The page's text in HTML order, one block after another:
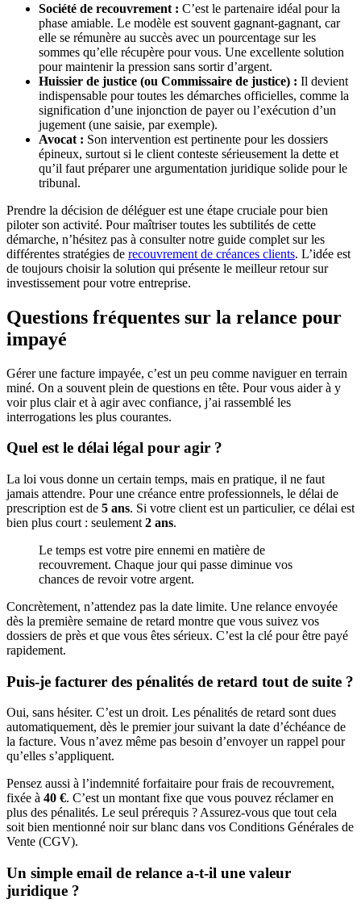
Société de recouvrement : C’est le partenaire idéal pour la
phase amiable. Le modèle est souvent gagnant-gagnant, car
elle se rémunère au succès avec un pourcentage sur les
sommes qu’elle récupère pour vous. Une excellente solution
pour maintenir la pression sans sortir d’argent.
Huissier de justice (ou Commissaire de justice) : Il devient
indispensable pour toutes les démarches officielles, comme la
signification d’une injonction de payer ou l’exécution d’un
jugement (une saisie, par exemple).
Avocat : Son intervention est pertinente pour les dossiers
épineux, surtout si le client conteste sérieusement la dette et
qu’il faut préparer une argumentation juridique solide pour le
tribunal.
Prendre la décision de déléguer est une étape cruciale pour bien
piloter son activité. Pour maîtriser toutes les subtilités de cette
démarche, n’hésitez pas à consulter notre guide complet sur les
différentes stratégies de recouvrement de créances clients. L’idée est
de toujours choisir la solution qui présente le meilleur retour sur
investissement pour votre entreprise.
Questions fréquentes sur la relance pour
impayé
Gérer une facture impayée, c’est un peu comme naviguer en terrain
miné. On a souvent plein de questions en tête. Pour vous aider à y
voir plus clair et à agir avec confiance, j’ai rassemblé les
interrogations les plus courantes.
Quel est le délai légal pour agir ?
La loi vous donne un certain temps, mais en pratique, il ne faut
jamais attendre. Pour une créance entre professionnels, le délai de
prescription est de 5 ans. Si votre client est un particulier, ce délai est
bien plus court : seulement 2 ans.
Le temps est votre pire ennemi en matière de
recouvrement. Chaque jour qui passe diminue vos
chances de revoir votre argent.
Concrètement, n’attendez pas la date limite. Une relance envoyée
dès la première semaine de retard montre que vous suivez vos
dossiers de près et que vous êtes sérieux. C’est la clé pour être payé
rapidement.
Puis-je facturer des pénalités de retard tout de suite ?
Oui, sans hésiter. C’est un droit. Les pénalités de retard sont dues
automatiquement, dès le premier jour suivant la date d’échéance de
la facture. Vous n’avez même pas besoin d’envoyer un rappel pour
qu’elles s’appliquent.
Pensez aussi à l’indemnité forfaitaire pour frais de recouvrement,
fixée à 40 €. C’est un montant fixe que vous pouvez réclamer en
plus des pénalités. Le seul prérequis ? Assurez-vous que tout cela
soit bien mentionné noir sur blanc dans vos Conditions Générales de
Vente (CGV).
Un simple email de relance a-t-il une valeur
juridique ?